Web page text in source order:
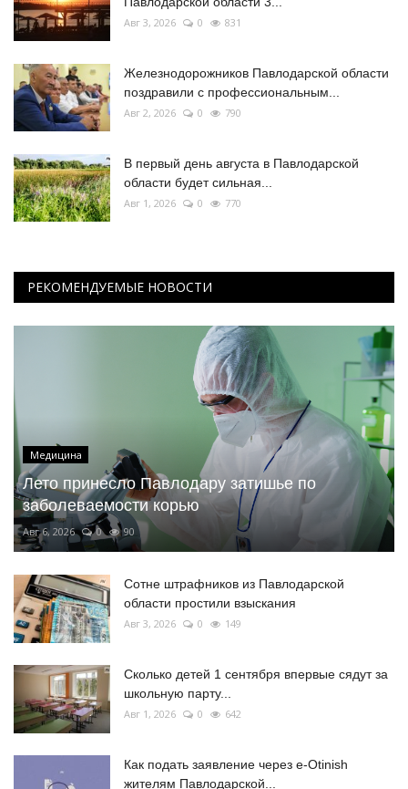
Авг 3, 2026 0 831
Железнодорожников Павлодарской области
поздравили с профессиональным...
Авг 2, 2026 0 790
В первый день августа в Павлодарской
области будет сильная...
Авг 1, 2026 0 770
РЕКОМЕНДУЕМЫЕ НОВОСТИ
Медицина
Лето принесло Павлодару затишье по
заболеваемости корью
Авг 6, 2026 0 90
Сотне штрафников из Павлодарской
области простили взыскания
Авг 3, 2026 0 149
Сколько детей 1 сентября впервые сядут за
школьную парту...
Авг 1, 2026 0 642
Как подать заявление через e-Otinish
жителям Павлодарской...